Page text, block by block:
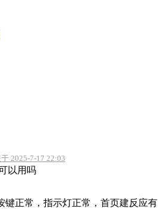
2025-7-17 22:03
以用吗
键正常，指示灯正常，首页建反应有